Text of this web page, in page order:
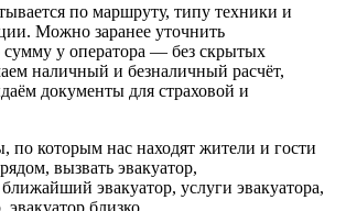
по маршруту, типу техники и
Можно заранее уточнить
у оператора — без скрытых
наличный и безналичный расчёт,
документы для страховой и
по которым нас находят жители и гости
вызвать эвакуатор,
эвакуатор, услуги эвакуатора,
эвакуатор близко,